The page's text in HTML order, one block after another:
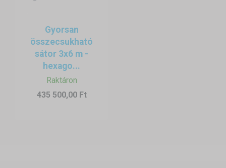
Gyorsan
összecsukható
sátor 3x6 m -
hexago...
Raktáron
435 500,00 Ft